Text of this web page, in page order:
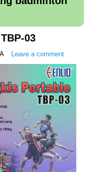
03
Leave a comment